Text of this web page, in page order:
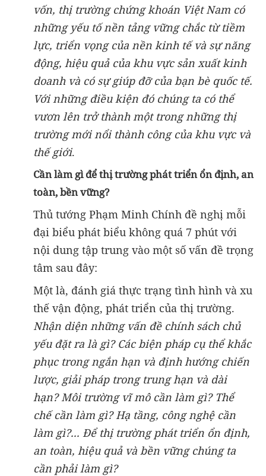
vốn, thị trường chứng khoán Việt Nam có
những yếu tố nền tảng vững chắc từ tiềm
lực, triển vọng của nền kinh tế và sự năng
động, hiệu quả của khu vực sản xuất kinh
doanh và có sự giúp đỡ của bạn bè quốc tế.
Với những điều kiện đó chúng ta có thể
vươn lên trở thành một trong những thị
trường mới nổi thành công của khu vực và
thế giới.
Cần làm gì để thị trường phát triển ổn định, an
toàn, bền vững?
Thủ tướng Phạm Minh Chính đề nghị mỗi
đại biểu phát biểu không quá 7 phút với
nội dung tập trung vào một số vấn đề trọng
tâm sau đây:
Một là, đánh giá thực trạng tình hình và xu
thế vận động, phát triển của thị trường.
Nhận diện những vấn đề chính sách chủ
yếu đặt ra là gì? Các biện pháp cụ thể khắc
phục trong ngắn hạn và định hướng chiến
lược, giải pháp trong trung hạn và dài
hạn? Môi trường vĩ mô cần làm gì? Thể
chế cần làm gì? Hạ tầng, công nghệ cần
làm gì?... Để thị trường phát triển ổn định,
an toàn, hiệu quả và bền vững chúng ta
cần phải làm gì?